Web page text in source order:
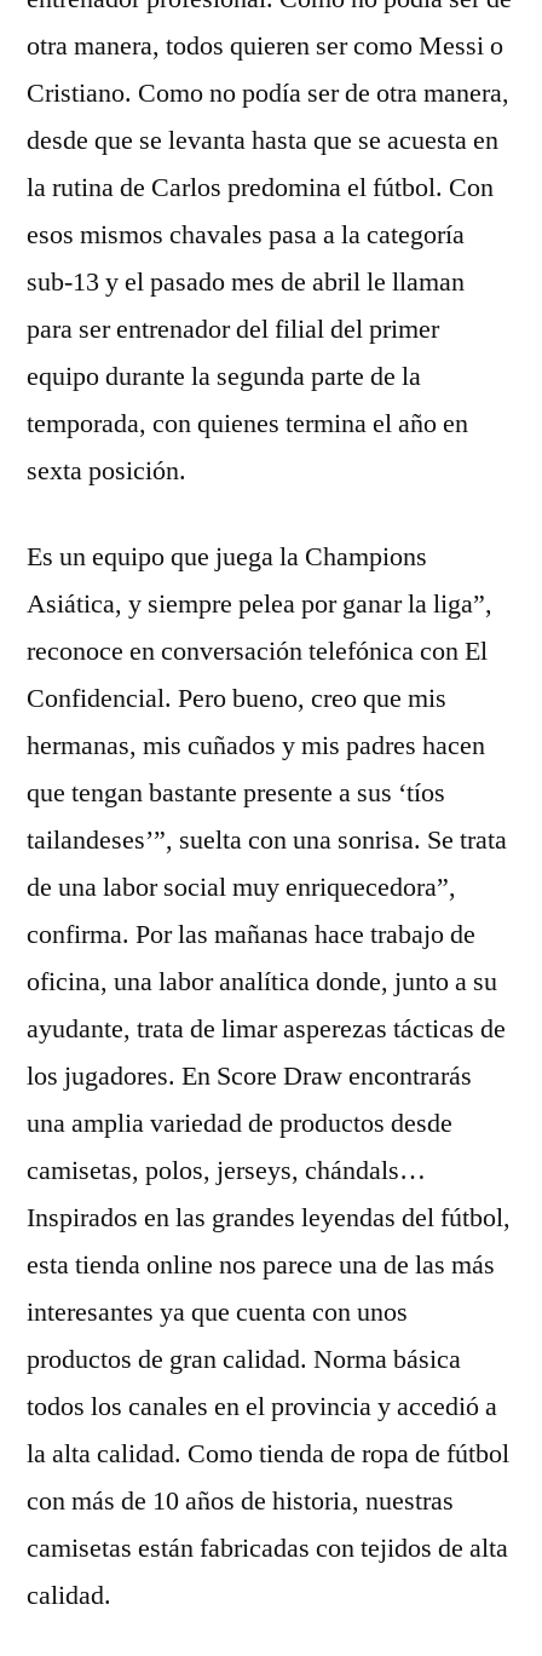
otra manera, todos quieren ser como Messi o
Cristiano. Como no podía ser de otra manera,
desde que se levanta hasta que se acuesta en
la rutina de Carlos predomina el fútbol. Con
esos mismos chavales pasa a la categoría
sub-13 y el pasado mes de abril le llaman
para ser entrenador del filial del primer
equipo durante la segunda parte de la
temporada, con quienes termina el año en
sexta posición.
Es un equipo que juega la Champions
Asiática, y siempre pelea por ganar la liga”,
reconoce en conversación telefónica con El
Confidencial. Pero bueno, creo que mis
hermanas, mis cuñados y mis padres hacen
que tengan bastante presente a sus ‘tíos
tailandeses’”, suelta con una sonrisa. Se trata
de una labor social muy enriquecedora”,
confirma. Por las mañanas hace trabajo de
oficina, una labor analítica donde, junto a su
ayudante, trata de limar asperezas tácticas de
los jugadores. En Score Draw encontrarás
una amplia variedad de productos desde
camisetas, polos, jerseys, chándals…
Inspirados en las grandes leyendas del fútbol,
esta tienda online nos parece una de las más
interesantes ya que cuenta con unos
productos de gran calidad. Norma básica
todos los canales en el provincia y accedió a
la alta calidad. Como tienda de ropa de fútbol
con más de 10 años de historia, nuestras
camisetas están fabricadas con tejidos de alta
calidad.